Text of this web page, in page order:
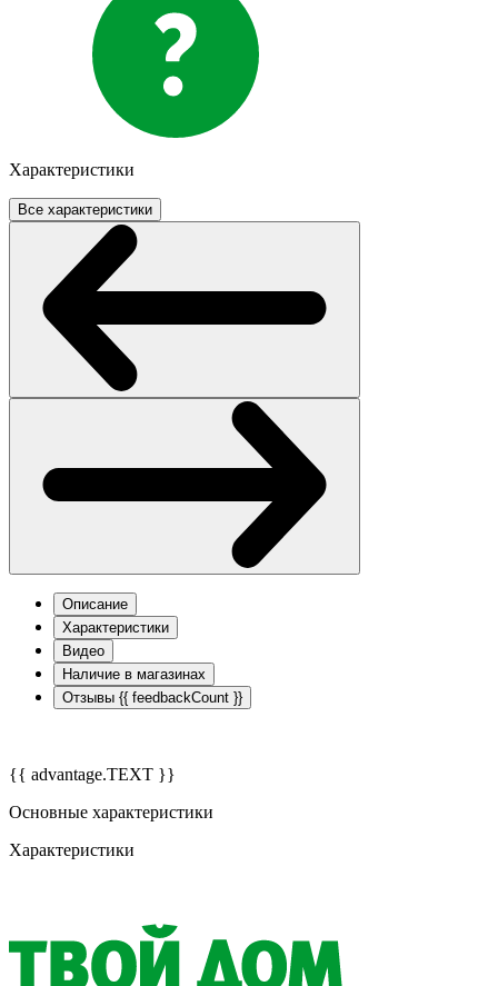
Характеристики
Все характеристики
Описание
Характеристики
Видео
Наличие в магазинах
Отзывы {{ feedbackCount }}
{{ advantage.TEXT }}
Основные характеристики
Характеристики